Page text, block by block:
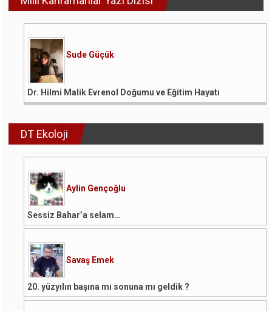
Sude Güçük
Dr. Hilmi Malik Evrenol Doğumu ve Eğitim Hayatı
DT Ekoloji
Aylin Gençoğlu
Sessiz Bahar’a selam…
Savaş Emek
20. yüzyılın başına mı sonuna mı geldik ?